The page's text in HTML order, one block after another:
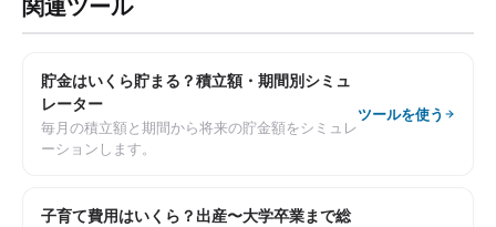
関連ツール
貯金はいくら貯まる？積立額・期間別シミュ
レーター
毎月の積立額と期間から将来の貯金額をシミュレ
ーションします。
ツールを使う
子育て費用はいくら？出産〜大学卒業まで総